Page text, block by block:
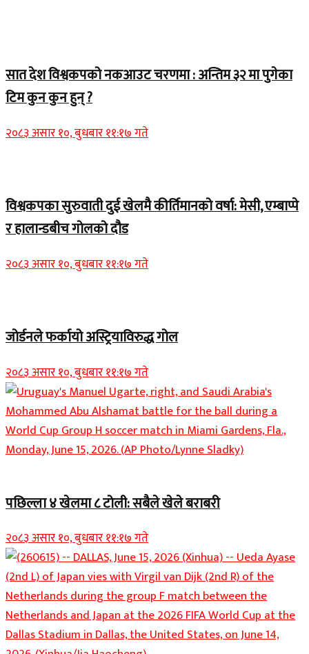
सात देश विश्वकपको नकआउट चरणमा : अन्तिम ३२ मा पुगेका
टिम कुन कुन हुन् ?
२०८३ असार १०, बुधबार ११:१७ गते
विश्वकपका सुरुवाती दुई खेलमै कीर्तिमानको वर्षा: मेसी, एम्बाप्पे
र हालान्डबीच गोलको दौड
२०८३ असार १०, बुधबार ११:१७ गते
जोर्डनले फर्कायो अस्ट्रियाविरुद्ध गोल
२०८३ असार १०, बुधबार ११:१७ गते
पछिल्ला ४ खेलमा ८ टोली: सबैले खेले बराबरी
२०८३ असार १०, बुधबार ११:१७ गते